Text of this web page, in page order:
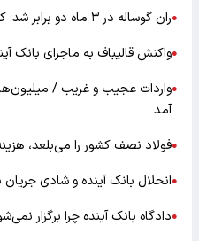
●ران گوساله در ۳ ماه دو برابر شد؛ کسی حواسش هست؟
●واکنش قالیباف به ماجرای بانک
●واردات عجیب و غریب / میلیون‌ها
آمد
●فولاد نصف کشور را می‌بلعد،
●انحلال بانک آینده و شادی
●دادگاه بانک آینده چرا برگزار